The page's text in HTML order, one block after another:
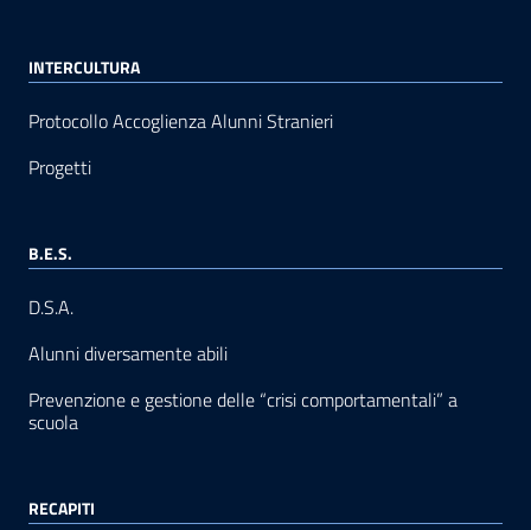
INTERCULTURA
Protocollo Accoglienza Alunni Stranieri
Progetti
B.E.S.
D.S.A.
Alunni diversamente abili
Prevenzione e gestione delle “crisi comportamentali” a
scuola
RECAPITI